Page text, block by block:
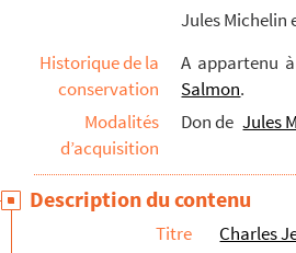
Fonds Edme-Jean-Noël-Hénin
Fonds Pierre-Lebrun
Fonds Émile Lefèvre : notes et articles sur
Fonds Maximilien-Michelin, suite
Fonds Armand-Bernard-Moreau-de-La
Fonds de la famille Pétillon et de ses alliés
Fonds Jean-Baptiste-Rivot
Jules Michelin
Historique de la
conservation
A appartenu
Salmon.
Modalités
d’acquisition
Don de Jules
Description du contenu
Titre
Charles